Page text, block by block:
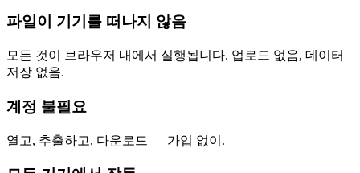
파일이 기기를 떠나지 않음
모든 것이 브라우저 내에서 실행됩니다. 업로드 없음, 데이터
저장 없음.
계정 불필요
열고, 추출하고, 다운로드 — 가입 없이.